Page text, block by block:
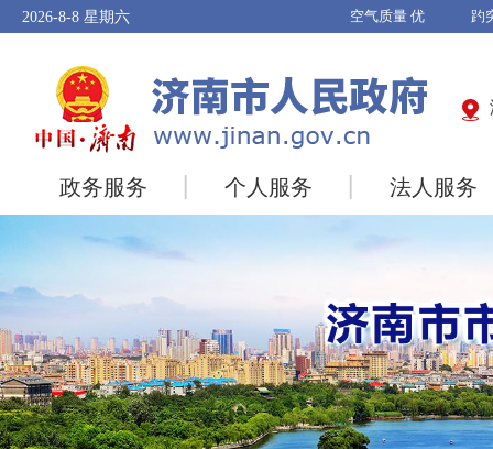
2026-8-8 星期六
政务服务 个人服务 法人服务